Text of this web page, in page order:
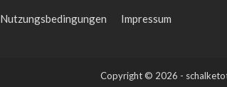
Nutzungsbedingungen Impressum
Copyright © 2026 -